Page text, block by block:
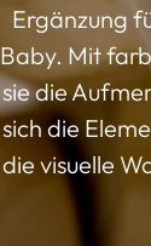
Ergänzung
Baby. Mit
sie die
sich die
die visuelle